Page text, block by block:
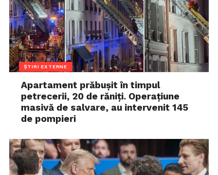
ȘTIRI EXTERNE
Apartament prăbușit în timpul
petrecerii, 20 de răniți. Operațiune
masivă de salvare, au intervenit 145
de pompieri